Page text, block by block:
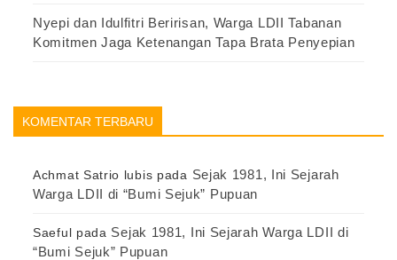
Nyepi dan Idulfitri Beririsan, Warga LDII Tabanan
Komitmen Jaga Ketenangan Tapa Brata Penyepian
KOMENTAR TERBARU
Achmat Satrio lubis pada Sejak 1981, Ini Sejarah
Warga LDII di “Bumi Sejuk” Pupuan
Saeful pada Sejak 1981, Ini Sejarah Warga LDII di
“Bumi Sejuk” Pupuan